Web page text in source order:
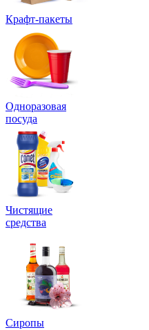
Крафт-пакеты
Одноразовая
посуда
Чистящие
средства
Сиропы